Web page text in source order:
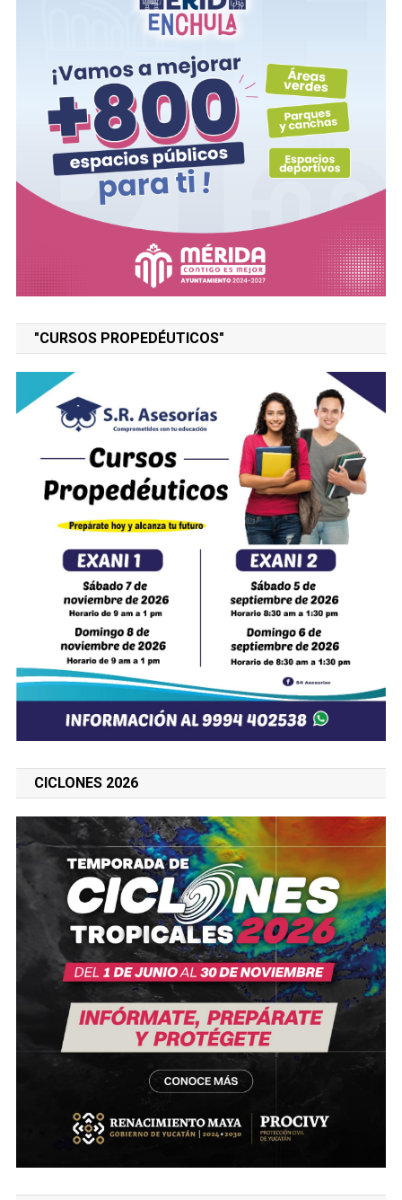
"CURSOS PROPEDÉUTICOS"
CICLONES 2026